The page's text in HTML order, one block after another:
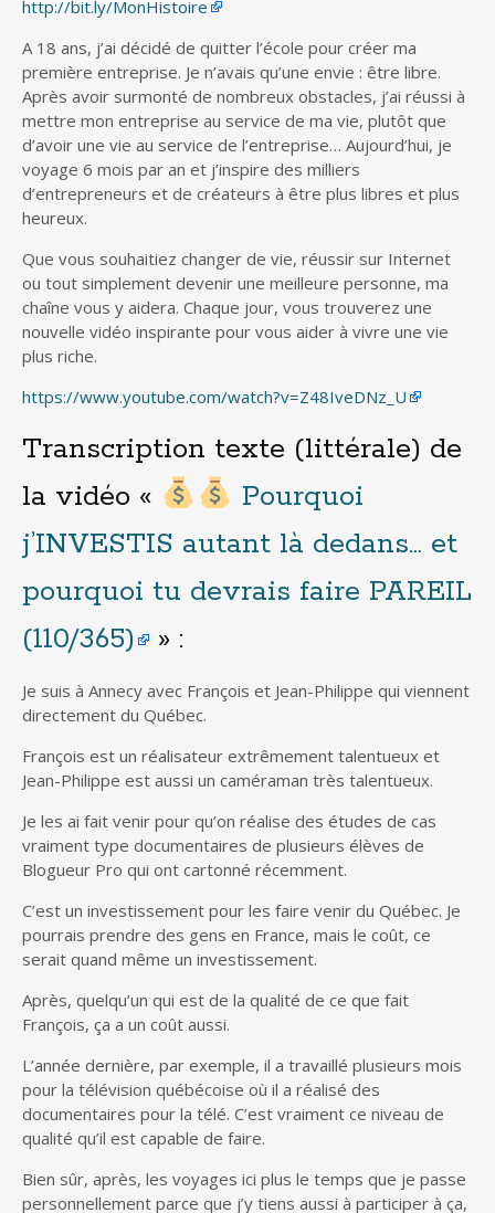
http://bit.ly/MonHistoire
A 18 ans, j’ai décidé de quitter l’école pour créer ma
première entreprise. Je n’avais qu’une envie : être libre.
Après avoir surmonté de nombreux obstacles, j’ai réussi à
mettre mon entreprise au service de ma vie, plutôt que
d’avoir une vie au service de l’entreprise… Aujourd’hui, je
voyage 6 mois par an et j’inspire des milliers
d’entrepreneurs et de créateurs à être plus libres et plus
heureux.
Que vous souhaitiez changer de vie, réussir sur Internet
ou tout simplement devenir une meilleure personne, ma
chaîne vous y aidera. Chaque jour, vous trouverez une
nouvelle vidéo inspirante pour vous aider à vivre une vie
plus riche.
https://www.youtube.com/watch?v=Z48IveDNz_U
Transcription texte (littérale) de
la vidéo «
Pourquoi
j’INVESTIS autant là dedans… et
pourquoi tu devrais faire PAREIL
(110/365)
» :
Je suis à Annecy avec François et Jean-Philippe qui viennent
directement du Québec.
François est un réalisateur extrêmement talentueux et
Jean-Philippe est aussi un caméraman très talentueux.
Je les ai fait venir pour qu’on réalise des études de cas
vraiment type documentaires de plusieurs élèves de
Blogueur Pro qui ont cartonné récemment.
C’est un investissement pour les faire venir du Québec. Je
pourrais prendre des gens en France, mais le coût, ce
serait quand même un investissement.
Après, quelqu’un qui est de la qualité de ce que fait
François, ça a un coût aussi.
L’année dernière, par exemple, il a travaillé plusieurs mois
pour la télévision québécoise où il a réalisé des
documentaires pour la télé. C’est vraiment ce niveau de
qualité qu’il est capable de faire.
Bien sûr, après, les voyages ici plus le temps que je passe
personnellement parce que j’y tiens aussi à participer à ça,